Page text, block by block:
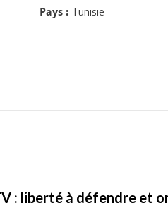
Pays : Tunisie
: liberté à défendre et